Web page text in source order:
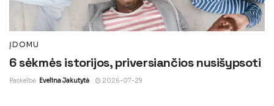
ĮDOMU
6 sėkmės istorijos, priversiančios nusišypsoti
Paskelbė Evelina Jakutytė 2026-07-29